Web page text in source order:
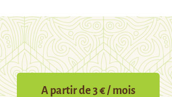
A partir de 3 € / mois